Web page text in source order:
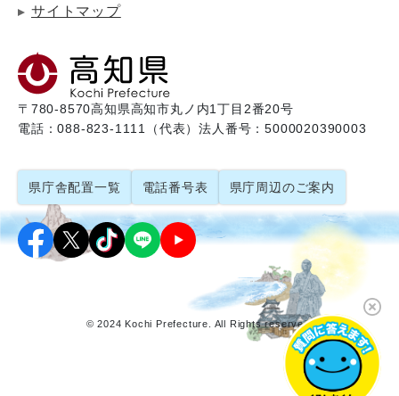
サイトマップ
〒780-8570高知県高知市丸ノ内1丁目2番20号
電話：088-823-1111（代表）法人番号：5000020390003
県庁舎配置一覧 電話番号表 県庁周辺のご案内
© 2024 Kochi Prefecture. All Rights reserved.